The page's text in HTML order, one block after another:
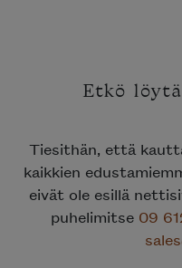
Etkö
Tiesithän, että
kaikkien
eivät ole esillä
puhelimitse 09